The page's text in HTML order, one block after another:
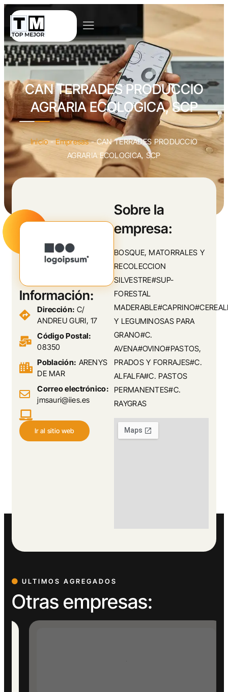
CAN TERRADES PRODUCCIO
AGRARIA ECOLOGICA, SCP
Inicio-Empresas-CAN TERRADES PRODUCCIO
AGRARIA ECOLOGICA, SCP
Sobre la
empresa:
BOSQUE, MATORRALES Y
RECOLECCION
SILVESTRE#SUP-
FORESTAL
Y LEGUMINOSAS PARA
GRANO#C.
AVENA#OVINO#PASTOS,
PRADOS Y FORRAJES#C.
ALFALFA#C. PASTOS
PERMANENTES#C.
RAYGRAS
Información:
Dirección: C/
ANDREU GURI, 17
Código Postal:
08350
Población: ARENYS
DE MAR
Correo electrónico:
jmsauri@iies.es
Ir al sitio web
ULTIMOS AGREGADOS
Otras empresas: